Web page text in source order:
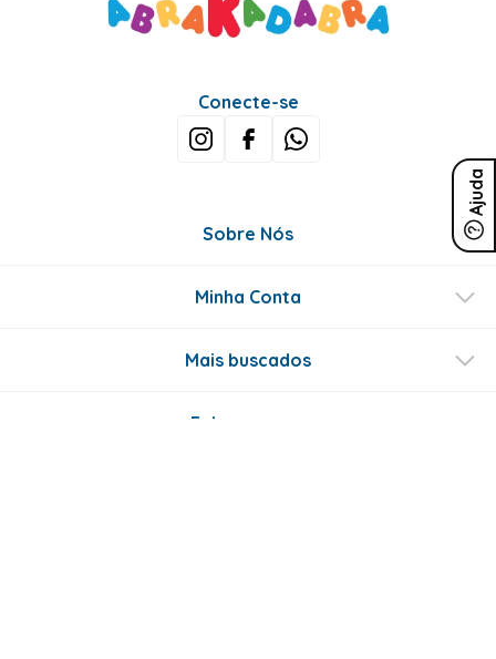
Ajuda
Conecte-se
Sobre Nós
Minha Conta
Mais buscados
Fale conosco